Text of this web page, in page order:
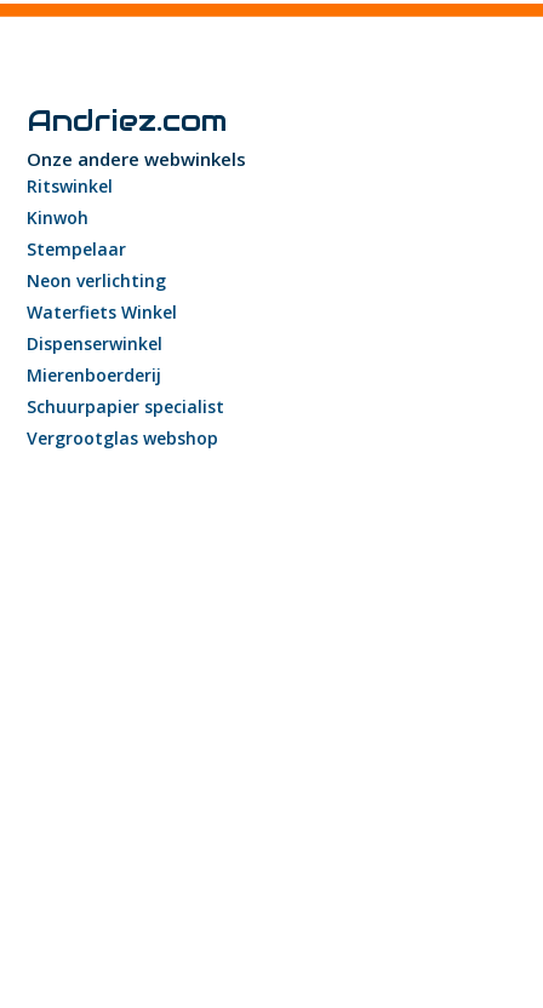
Andriez.com
Onze andere webwinkels
Ritswinkel
Kinwoh
Stempelaar
Neon verlichting
Waterfiets Winkel
Dispenserwinkel
Mierenboerderij
Schuurpapier specialist
Vergrootglas webshop